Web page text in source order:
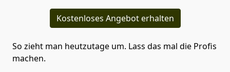
Kostenloses Angebot erhalten
So zieht man heutzutage um. Lass das mal die Profis
machen.